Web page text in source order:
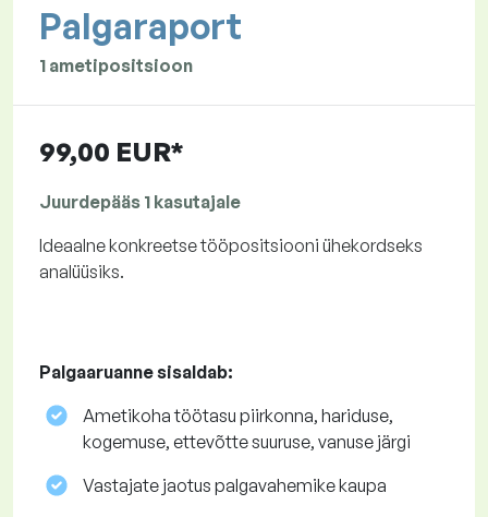
Palgaraport
1 ametipositsioon
99,00 EUR*
Juurdepääs 1 kasutajale
Ideaalne konkreetse tööpositsiooni ühekordseks
analüüsiks.
Palgaaruanne sisaldab:
Ametikoha töötasu piirkonna, hariduse,
kogemuse, ettevõtte suuruse, vanuse järgi
Vastajate jaotus palgavahemike kaupa